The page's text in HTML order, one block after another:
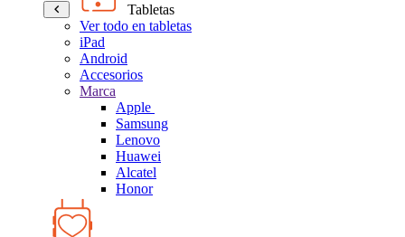
Tabletas
Ver todo en tabletas
iPad
Android
Accesorios
Marca
Apple
Samsung
Lenovo
Huawei
Alcatel
Honor